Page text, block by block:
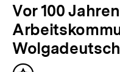
Vor 100